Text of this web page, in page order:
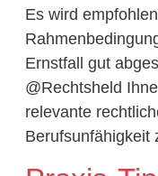
Es wird
Ernstfall gut
@Rechtsheld
relevante
Berufsunfähigkeit